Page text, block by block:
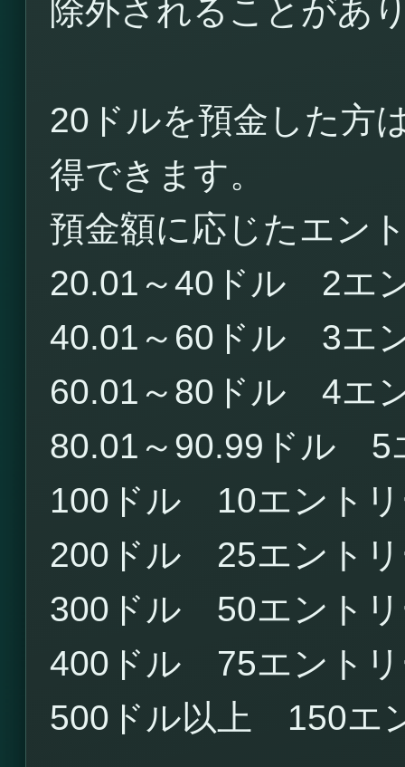
除外されることがあ
20ドルを預金した方
得できます。
預金額に応じたエン
20.01～40ドル 2エ
40.01～60ドル 3エ
60.01～80ドル 4エ
80.01～90.99ドル 5
100ドル 10エント
200ドル 25エント
300ドル 50エント
400ドル 75エント
500ドル以上 150エ